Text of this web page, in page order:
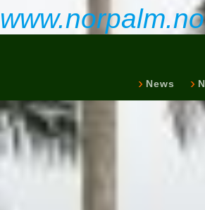
www.norpalm.no
News